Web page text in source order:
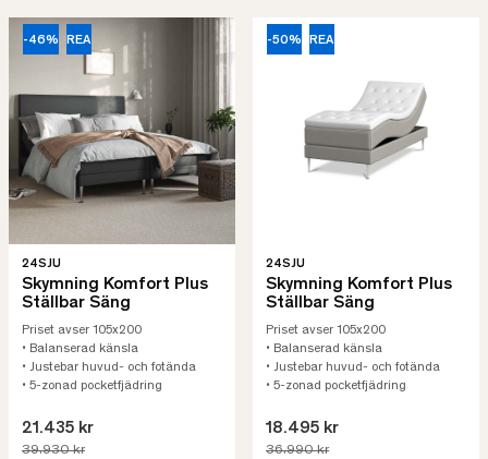
-46% REA
24SJU
Skymning Komfort Plus
Ställbar Säng
Priset avser 105x200
• Balanserad känsla
• Justebar huvud- och fotända
• 5-zonad pocketfjädring
21.435 kr
39.930 kr
-50% REA
24SJU
Skymning Komfort Plus
Ställbar Säng
Priset avser 105x200
• Balanserad känsla
• Justebar huvud- och fotända
• 5-zonad pocketfjädring
18.495 kr
36.990 kr